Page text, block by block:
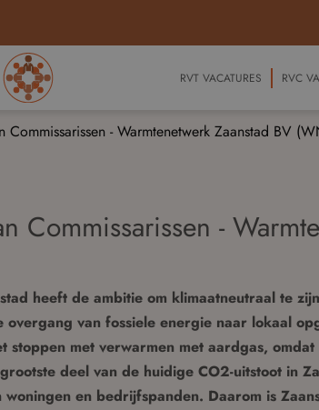
RVT VACATURES RVC
Commissarissen - Warmtenetwerk Zaanstad BV
Commissarissen -
heeft de ambitie om klimaatneutraal te
van fossiele energie naar lokaal
stoppen met verwarmen met aardgas,
deel van de huidige CO2-uitstoot in
en bedrijfspanden. Daarom is